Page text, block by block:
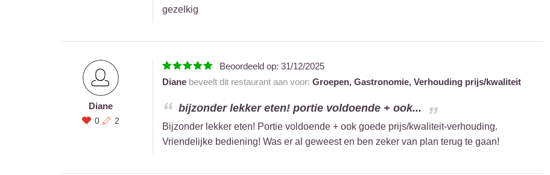
gezelkig
Diane
0 2
Beoordeeld op: 31/12/2025
Dianebeveelt dit restaurant aan voor: Groepen, Gastronomie, Verhouding prijs/kwaliteit
bijzonder lekker eten! portie voldoende + ook...
Bijzonder lekker eten! Portie voldoende + ook goede prijs/kwaliteit-verhouding.
Vriendelijke bediening! Was er al geweest en ben zeker van plan terug te gaan!